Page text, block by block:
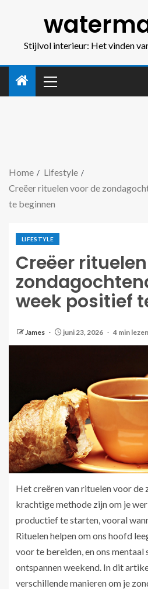
Stijlvol interieur: Het vinden
Home
Lifestyle
Creëer rituelen voor de
te beginnen
LIFESTYLE
Creëer
week positief
James juni 23, 2026 4 min lezen
Het creëren van rituelen voor de
krachtige methode zijn om je
productief te starten, vooral
Rituelen helpen om ons hoofd
voor te bereiden, en ons mentaal
ontspannen weekend. In dit
verschillende manieren om je